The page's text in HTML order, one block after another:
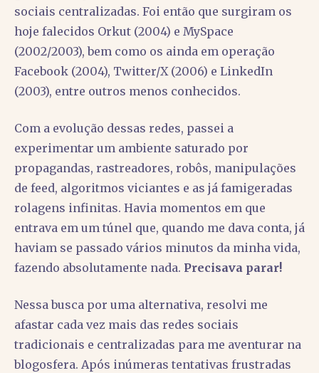
sociais centralizadas. Foi então que surgiram os
hoje falecidos Orkut (2004) e MySpace
(2002/2003), bem como os ainda em operação
Facebook (2004), Twitter/X (2006) e LinkedIn
(2003), entre outros menos conhecidos.
Com a evolução dessas redes, passei a
experimentar um ambiente saturado por
propagandas, rastreadores, robôs, manipulações
de feed, algoritmos viciantes e as já famigeradas
rolagens infinitas. Havia momentos em que
entrava em um túnel que, quando me dava conta, já
haviam se passado vários minutos da minha vida,
fazendo absolutamente nada. Precisava parar!
Nessa busca por uma alternativa, resolvi me
afastar cada vez mais das redes sociais
tradicionais e centralizadas para me aventurar na
blogosfera. Após inúmeras tentativas frustradas